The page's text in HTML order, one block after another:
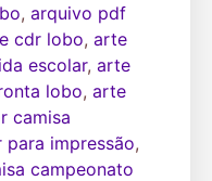
, arquivo pdf
cdr lobo, arte
escolar, arte
lobo, arte
camisa
impressão,
campeonato